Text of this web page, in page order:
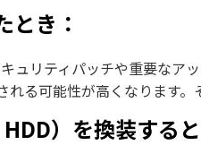
とき：
ュリティパッチや重要なア
る可能性が高くなります。
）を換装すると